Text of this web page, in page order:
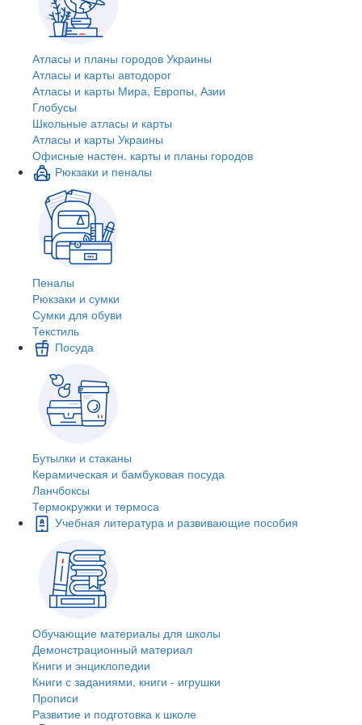
Атласы и планы городов Украины
Атласы и карты автодорог
Атласы и карты Мира, Европы, Азии
Глобусы
Школьные атласы и карты
Атласы и карты Украины
Офисные настен. карты и планы городов
Рюкзаки и пеналы
Пеналы
Рюкзаки и сумки
Сумки для обуви
Текстиль
Посуда
Бутылки и стаканы
Керамическая и бамбуковая посуда
Ланчбоксы
Термокружки и термоса
Учебная литература и развивающие пособия
Обучающие материалы для школы
Демонстрационный материал
Книги и энциклопедии
Книги с заданиями, книги - игрушки
Прописи
Развитие и подготовка к школе